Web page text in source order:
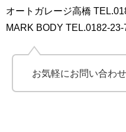
オートガレージ高橋
MARK BODY TEL.0182-23-
お気軽にお問い合わ